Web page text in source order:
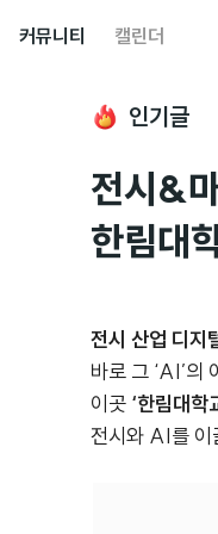
커뮤니티 캘린더
인기글
전시&
한림대
전시 산업 디지
바로 그 ‘AI’의
이곳 ‘한림대
전시와 AI를 이